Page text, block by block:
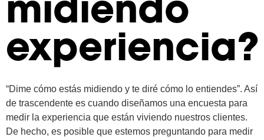
midiendo
experiencia?
“Dime cómo estás midiendo y te diré cómo lo entiendes”. Así
de trascendente es cuando diseñamos una encuesta para
medir la experiencia que están viviendo nuestros clientes.
De hecho, es posible que estemos preguntando para medir